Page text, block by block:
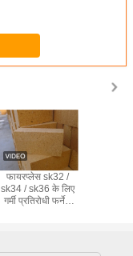
फायरप्लेस sk32 /
sk34 / sk36 के लिए
गर्मी प्रतिरोधी फर्नेस